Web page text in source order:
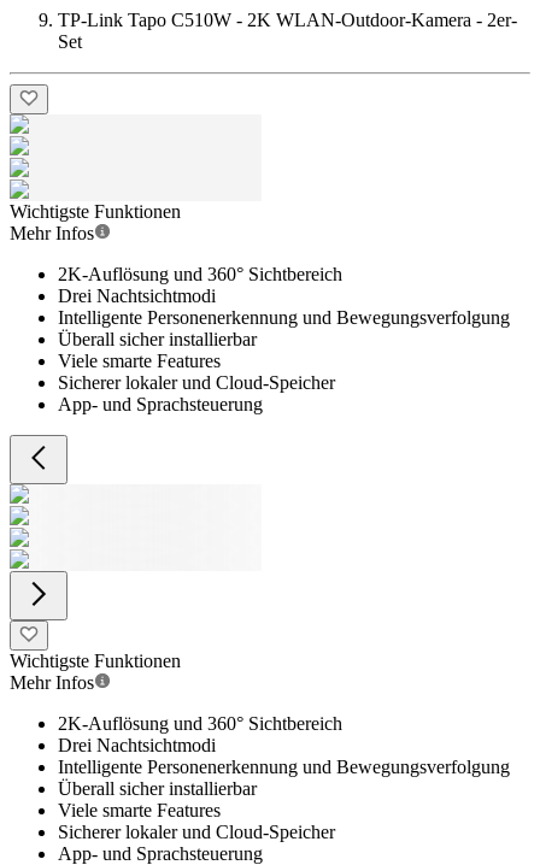
TP-Link Tapo C510W - 2K WLAN-Outdoor-Kamera - 2er-
Set
Wichtigste Funktionen
Mehr Infos
2K-Auflösung und 360° Sichtbereich
Drei Nachtsichtmodi
Intelligente Personenerkennung und Bewegungsverfolgung
Überall sicher installierbar
Viele smarte Features
Sicherer lokaler und Cloud-Speicher
App- und Sprachsteuerung
Wichtigste Funktionen
Mehr Infos
2K-Auflösung und 360° Sichtbereich
Drei Nachtsichtmodi
Intelligente Personenerkennung und Bewegungsverfolgung
Überall sicher installierbar
Viele smarte Features
Sicherer lokaler und Cloud-Speicher
App- und Sprachsteuerung